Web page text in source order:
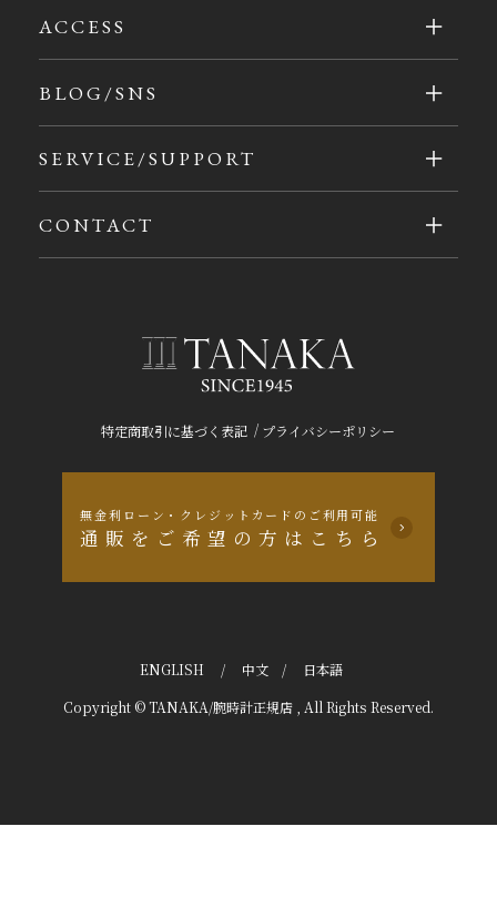
特定商取引に基づく表記 / プライバシーポリシー
無金利ローン・クレジットカードのご利用可能
通販をご希望の方はこちら
ACCESS
BLOG/SNS
SERVICE/SUPPORT
CONTACT
ENGLISH / 中文 / 日本語
Copyright © TANAKA/腕時計正規店 , All Rights Reserved.